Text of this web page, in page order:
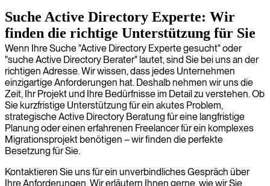
Suche Active Directory Experte: Wir
finden die richtige Unterstützung für Sie
Wenn Ihre Suche "Active Directory Experte gesucht" oder
"suche Active Directory Berater" lautet, sind Sie bei uns an der
richtigen Adresse. Wir wissen, dass jedes Unternehmen
einzigartige Anforderungen hat. Deshalb nehmen wir uns die
Zeit, Ihr Projekt und Ihre Bedürfnisse im Detail zu verstehen. Ob
Sie kurzfristige Unterstützung für ein akutes Problem,
strategische Active Directory Beratung für eine langfristige
Planung oder einen erfahrenen Freelancer für ein komplexes
Migrationsprojekt benötigen – wir finden die perfekte
Besetzung für Sie.
Kontaktieren Sie uns für ein unverbindliches Gespräch über
Ihre Anforderungen. Wir erläutern Ihnen gerne, wie wir Sie